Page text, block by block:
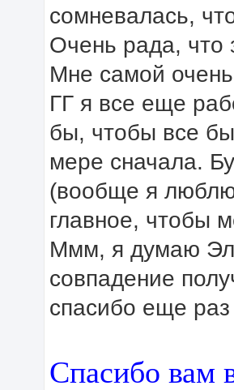
сомневалась,
Очень рада, что
Мне самой
ГГ я все еще
бы, чтобы все
мере сначала.
(вообще я
главное, чтобы
Ммм, я думаю
совпадение
спасибо еще
Спасибо вам